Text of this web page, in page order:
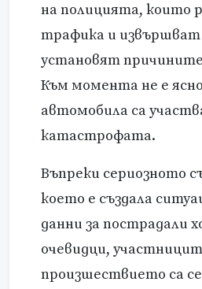
на полицията, които
трафика и извършват
установят
Към момента не е
автомобила са
катастрофата.
Въпреки сериозното
което е създала
данни за пострадали
очевидци,
произшествието са